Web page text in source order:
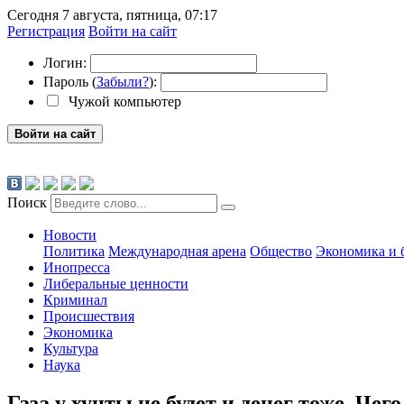
Сегодня 7 августа, пятница, 07:17
Регистрация Войти на сайт
Логин:
Пароль (Забыли?):
Чужой компьютер
Войти на сайт
Поиск
Новости
Политика Международная арена Общество Экономика и
Инопресса
Либеральные ценности
Криминал
Происшествия
Экономика
Культура
Наука